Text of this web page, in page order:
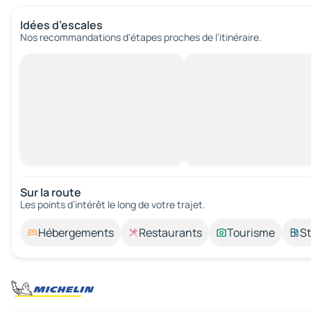
Idées d’escales
Nos recommandations d'étapes proches de l’itinéraire.
Sur la route
Les points d’intérêt le long de votre trajet.
Hébergements Restaurants Tourisme